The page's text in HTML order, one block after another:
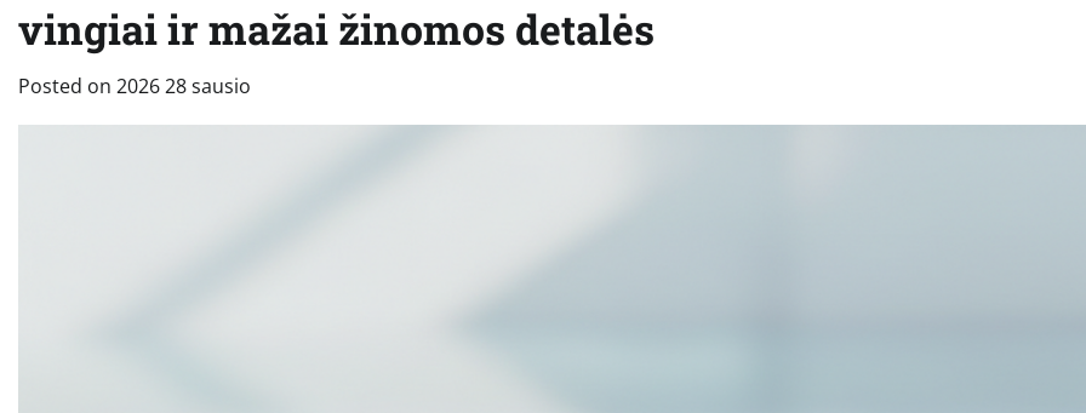
vingiai ir mažai žinomos detalės
Posted on 2026 28 sausio